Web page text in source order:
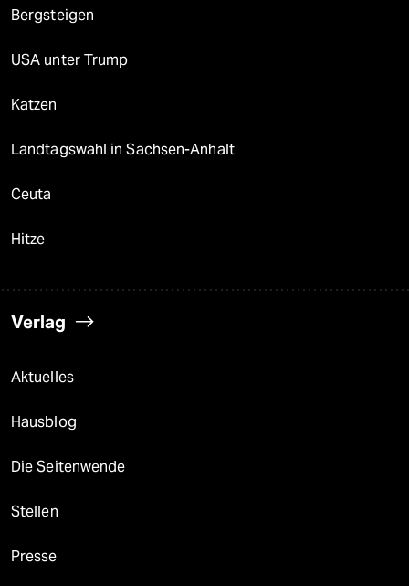
Bergsteigen
USA unter Trump
Katzen
Landtagswahl in Sachsen-Anhalt
Ceuta
Hitze
Verlag
Aktuelles
Hausblog
Die Seitenwende
Stellen
Presse